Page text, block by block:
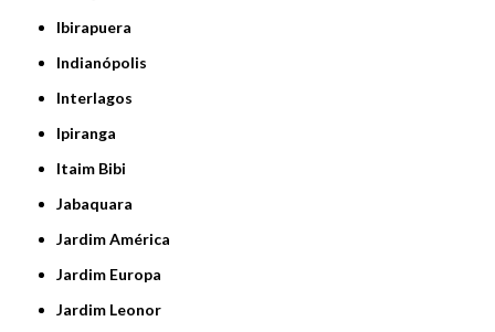
Ibirapuera
Indianópolis
Interlagos
Ipiranga
Itaim Bibi
Jabaquara
Jardim América
Jardim Europa
Jardim Leonor